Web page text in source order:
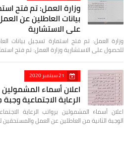
وزارة العمل: تم فتح
بيانات العاطلين عن
على الاستشارية
وزارة العمل: تم فتح استمارة تسجيل بيانات
للحصول على الاستشارية وزارة العمل: تم فتح
21 سبتمبر 2020
اعلان أسماء المشمولين
الرعاية الاجتماعية
اعلان أسماء المشمولين برواتب الرعاية
الوجبة الثانية من العاطلين عن العمل والمستحقين